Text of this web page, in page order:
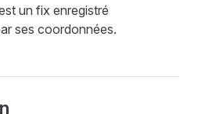
un fix enregistré
ses coordonnées.